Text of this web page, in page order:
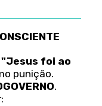
"Jesus foi ao
punição.
.